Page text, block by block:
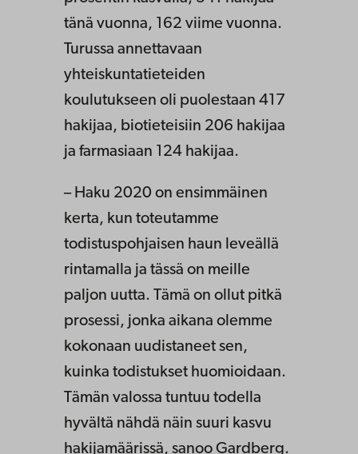
tänä vuonna, 162 viime vuonna.
Turussa annettavaan
yhteiskuntatieteiden
koulutukseen oli puolestaan 417
hakijaa, biotieteisiin 206 hakijaa
ja farmasiaan 124 hakijaa.
– Haku 2020 on ensimmäinen
kerta, kun toteutamme
todistuspohjaisen haun leveällä
rintamalla ja tässä on meille
paljon uutta. Tämä on ollut pitkä
prosessi, jonka aikana olemme
kokonaan uudistaneet sen,
kuinka todistukset huomioidaan.
Tämän valossa tuntuu todella
hyvältä nähdä näin suuri kasvu
hakijamäärissä, sanoo Gardberg.